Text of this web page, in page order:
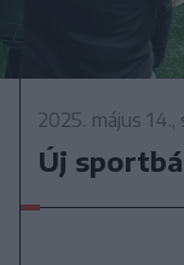
2025. május 14.,
Új